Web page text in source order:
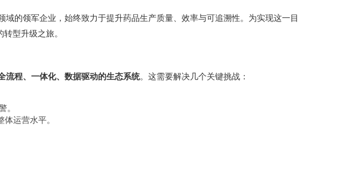
的领军企业，始终致力于提升药品生产质量、效率与可追溯性。为实现这一目
型升级之旅。
流程、一体化、数据驱动的生态系统。这需要解决几个关键挑战：
。
运营水平。